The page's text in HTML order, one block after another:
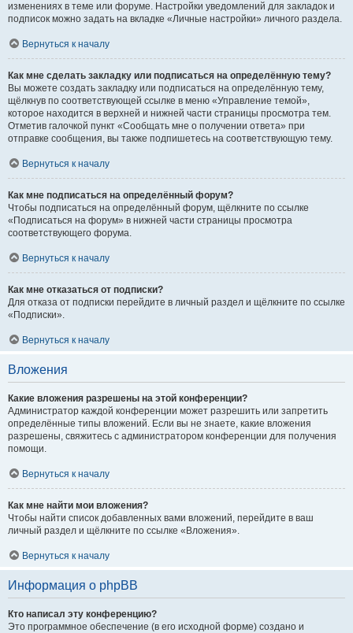
изменениях в теме или форуме. Настройки уведомлений для закладок и
подписок можно задать на вкладке «Личные настройки» личного раздела.
Вернуться к началу
Как мне сделать закладку или подписаться на определённую тему?
Вы можете создать закладку или подписаться на определённую тему,
щёлкнув по соответствующей ссылке в меню «Управление темой»,
которое находится в верхней и нижней части страницы просмотра тем.
Отметив галочкой пункт «Сообщать мне о получении ответа» при
отправке сообщения, вы также подпишетесь на соответствующую тему.
Вернуться к началу
Как мне подписаться на определённый форум?
Чтобы подписаться на определённый форум, щёлкните по ссылке
«Подписаться на форум» в нижней части страницы просмотра
соответствующего форума.
Вернуться к началу
Как мне отказаться от подписки?
Для отказа от подписки перейдите в личный раздел и щёлкните по ссылке
«Подписки».
Вернуться к началу
Вложения
Какие вложения разрешены на этой конференции?
Администратор каждой конференции может разрешить или запретить
определённые типы вложений. Если вы не знаете, какие вложения
разрешены, свяжитесь с администратором конференции для получения
помощи.
Вернуться к началу
Как мне найти мои вложения?
Чтобы найти список добавленных вами вложений, перейдите в ваш
личный раздел и щёлкните по ссылке «Вложения».
Вернуться к началу
Информация о phpBB
Кто написал эту конференцию?
Это программное обеспечение (в его исходной форме) создано и